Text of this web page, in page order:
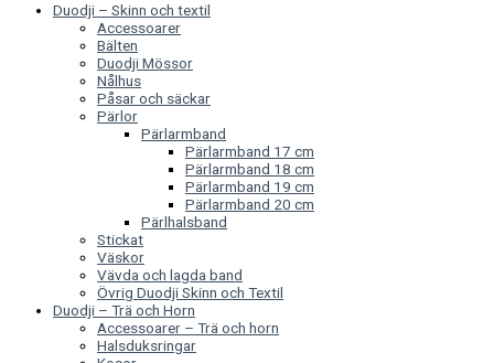
Duodji – Skinn och textil
Accessoarer
Bälten
Duodji Mössor
Nålhus
Påsar och säckar
Pärlor
Pärlarmband
Pärlarmband 17 cm
Pärlarmband 18 cm
Pärlarmband 19 cm
Pärlarmband 20 cm
Pärlhalsband
Stickat
Väskor
Vävda och lagda band
Övrig Duodji Skinn och Textil
Duodji – Trä och Horn
Accessoarer – Trä och horn
Halsduksringar